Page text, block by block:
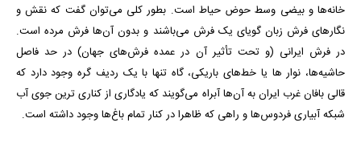
خانه‌ها و بیضی وسط حوض حیاط است. بطور کلی می‌توان گفت که نقش و
نگارهای فرش زبان گویای یک فرش می‌باشند و بدون آن‌ها فرش مرده است.
در فرش ایرانی (و تحت تأثیر آن در عمده فرش‌های جهان) در حد فاصل
حاشیه‌ها، نوار ها یا خط‌های باریکی، ‌گاه تنها با یک ردیف گره وجود دارد که
قالی بافان غرب ایران به آن‌ها آبراه می‌گویند که یادگاری از کناری ترین جوی آب
شبکه‌ آبیاری فردوس‌ها و راهی که ظاهرا در کنار تمام باغ‌ها وجود داشته است.